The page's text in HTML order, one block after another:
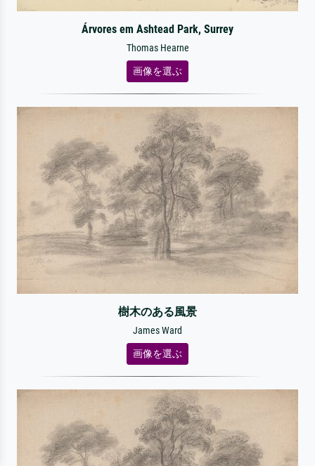
Árvores em Ashtead Park, Surrey
Thomas Hearne
画像を選ぶ
樹木のある風景
James Ward
画像を選ぶ